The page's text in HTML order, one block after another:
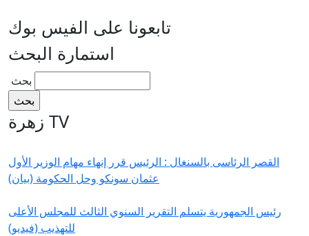
تابعونا على الفيس بوك
استمارة البحث
‏بحث ‏
زهرة TV
القصر الرئاسى بالسنغال : الرئيس قرر إنهاء مهام الوزير الأول
عثمان سونكو وحل الحكومة (بيان)
رئيس الجمهورية يتسلم التقرير السنوي الثالث للمجلس الأعلى
للتهذيب (فيديو)